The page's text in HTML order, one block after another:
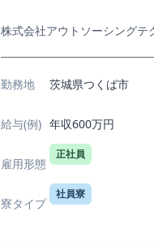
株式会社アウトソーシングテ
勤務地 茨城県つくば市
給与(例) 年収600万円
雇用形態
正社員
寮タイプ
社員寮